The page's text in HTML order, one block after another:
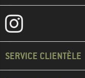
SERVICE CLIENTÈLE